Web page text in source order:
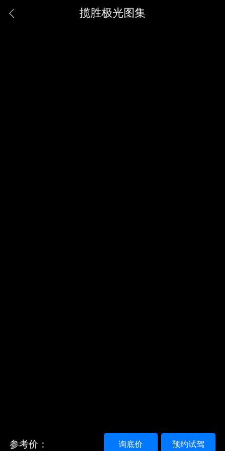
揽胜极光图集
参考价： 预约试驾
询底价